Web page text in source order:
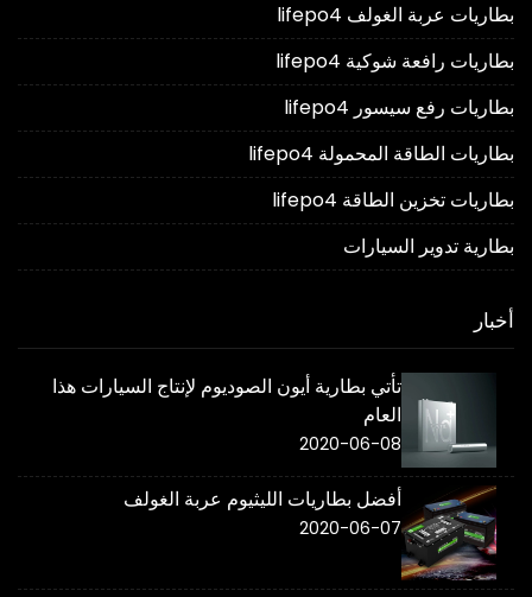
بطاريات عربة الغولف lifepo4
بطاريات رافعة شوكية lifepo4
بطاريات رفع سيسور lifepo4
بطاريات الطاقة المحمولة lifepo4
بطاريات تخزين الطاقة lifepo4
بطارية تدوير السيارات
أخبار
تأتي بطارية أيون الصوديوم لإنتاج السيارات هذا
العام
2020-06-08
أفضل بطاريات الليثيوم عربة الغولف
2020-06-07